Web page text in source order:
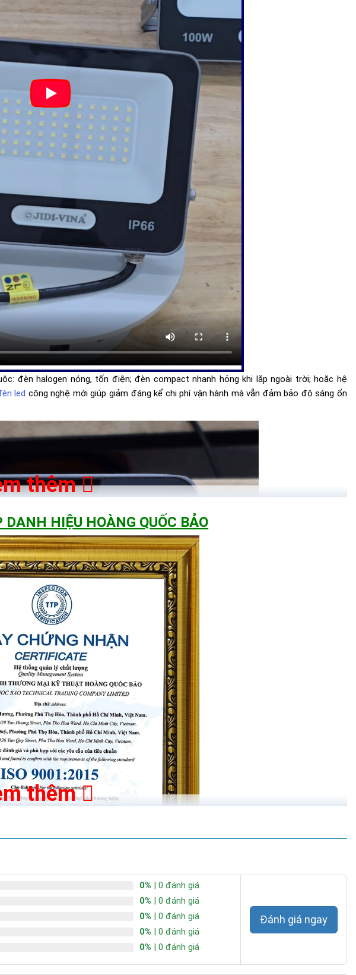
đèn halogen nóng, tốn điện; đèn compact nhanh hỏng khi lắp ngoài trời; hoặc hệ
led công nghệ mới giúp giảm đáng kể chi phí vận hành mà vẫn đảm bảo độ sáng ổn
thêm
HIỆU HOÀNG QUỐC BẢO
thêm
0% | 0 đánh giá
0% | 0 đánh giá
0% | 0 đánh giá
0% | 0 đánh giá
0% | 0 đánh giá
Đánh giá ngay